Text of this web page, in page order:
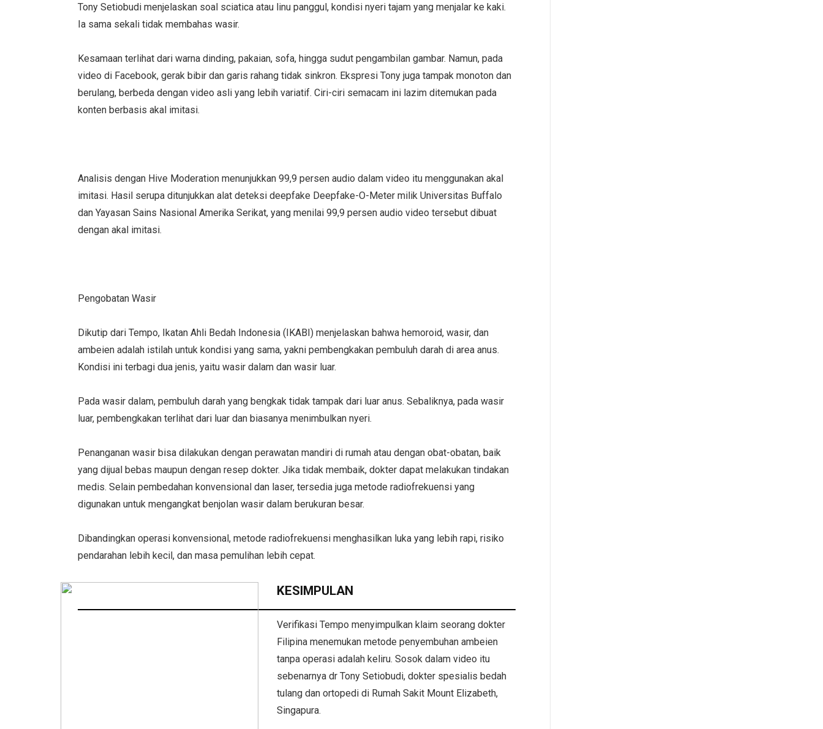
Tony Setiobudi menjelaskan soal sciatica atau linu panggul, kondisi nyeri tajam yang menjalar ke kaki.
Ia sama sekali tidak membahas wasir.
Kesamaan terlihat dari warna dinding, pakaian, sofa, hingga sudut pengambilan gambar. Namun, pada
video di Facebook, gerak bibir dan garis rahang tidak sinkron. Ekspresi Tony juga tampak monoton dan
berulang, berbeda dengan video asli yang lebih variatif. Ciri-ciri semacam ini lazim ditemukan pada
konten berbasis akal imitasi.
Analisis dengan Hive Moderation menunjukkan 99,9 persen audio dalam video itu menggunakan akal
imitasi. Hasil serupa ditunjukkan alat deteksi deepfake Deepfake-O-Meter milik Universitas Buffalo
dan Yayasan Sains Nasional Amerika Serikat, yang menilai 99,9 persen audio video tersebut dibuat
dengan akal imitasi.
Pengobatan Wasir
Dikutip dari Tempo, Ikatan Ahli Bedah Indonesia (IKABI) menjelaskan bahwa hemoroid, wasir, dan
ambeien adalah istilah untuk kondisi yang sama, yakni pembengkakan pembuluh darah di area anus.
Kondisi ini terbagi dua jenis, yaitu wasir dalam dan wasir luar.
Pada wasir dalam, pembuluh darah yang bengkak tidak tampak dari luar anus. Sebaliknya, pada wasir
luar, pembengkakan terlihat dari luar dan biasanya menimbulkan nyeri.
Penanganan wasir bisa dilakukan dengan perawatan mandiri di rumah atau dengan obat-obatan, baik
yang dijual bebas maupun dengan resep dokter. Jika tidak membaik, dokter dapat melakukan tindakan
medis. Selain pembedahan konvensional dan laser, tersedia juga metode radiofrekuensi yang
digunakan untuk mengangkat benjolan wasir dalam berukuran besar.
Dibandingkan operasi konvensional, metode radiofrekuensi menghasilkan luka yang lebih rapi, risiko
pendarahan lebih kecil, dan masa pemulihan lebih cepat.
KESIMPULAN
Verifikasi Tempo menyimpulkan klaim seorang dokter
Filipina menemukan metode penyembuhan ambeien
tanpa operasi adalah keliru. Sosok dalam video itu
sebenarnya dr Tony Setiobudi, dokter spesialis bedah
tulang dan ortopedi di Rumah Sakit Mount Elizabeth,
Singapura.